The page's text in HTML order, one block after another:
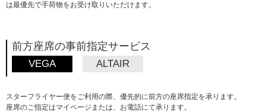
は最優先で手荷物をお受け取りいただけます。
前方座席の事前指定サービス
VEGA ALTAIR
スターフライヤー便をご利用の際、優先的に前方の座席指定を承ります。
座席のご指定はマイページまたは、お電話にて承ります。